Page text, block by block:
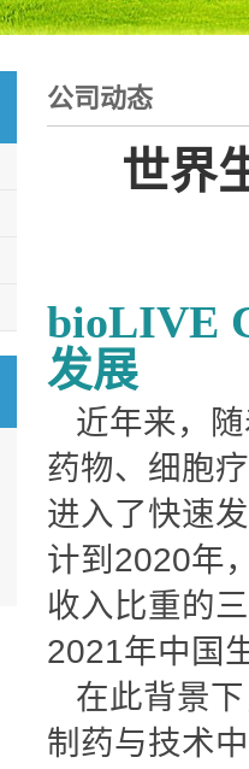
公司动态
世界
bioLIVE
发展
近年来，
药物、细胞
进入了快速
计到2020年
收入比重的
2021年中国
在此背景
制药与技术